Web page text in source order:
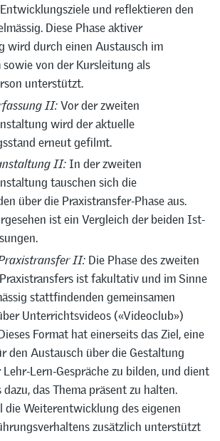
und reflektieren den
Diese Phase aktiver
wird durch einen Austausch im
sowie von der Kursleitung als
unterstützt.
II:Vor der zweiten
wird der aktuelle
erneut gefilmt.
II:In der zweiten
tauschen sich die
über die Praxistransfer-Phase aus.
ist ein Vergleich der beiden Ist-
II: Die Phase des zweiten
ist fakultativ und im Sinne
stattfindenden gemeinsamen
Unterrichtsvideos («Videoclub»)
Format hat einerseits das Ziel, eine
den Austausch über die Gestaltung
Lern-Gespräche zu bilden, und dient
das Thema präsent zu halten.
die Weiterentwicklung des eigenen
zusätzlich unterstützt